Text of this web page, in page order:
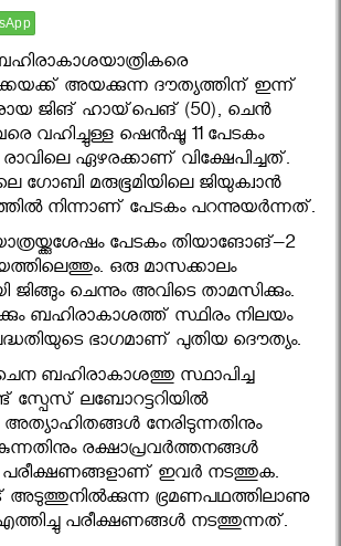
അയക്കുന്ന ദൗത്യത്തിന് ഇന്ന്
ജിങ് ഹായ്‌പെങ് (50), ചെന്‍
വഹിച്ചുള്ള ഷെന്‍ഷൂ 11 പേടകം
ഏഴരക്കാണ് വിക്ഷേപിച്ചത്.
ഗോബി മരുഭൂമിയിലെ ജിയുക്വാന്‍
നിന്നാണ് പേടകം പറന്നുയര്‍ന്നത്.
പേടകം തിയാങോങ്–2
ഒരു മാസക്കാലം
ചെന്നും അവിടെ താമസിക്കും.
ബഹിരാകാശത്ത് സ്ഥിരം നിലയം
ഭാഗമാണ് പുതിയ ദൌത്യം.
ബഹിരാകാശത്തു സ്ഥാപിച്ച
ലബോറട്ടറിയില്‍
നേരിടുന്നതിനും
രക്ഷാപ്രവര്‍ത്തനങ്ങള്‍
പരീക്ഷണങ്ങളാണ് ഇവര്‍ നടത്തുക.
അടുത്തുനില്‍ക്കുന്ന ഭ്രമണപഥത്തിലാണു
പരീക്ഷണങ്ങള്‍ നടത്തുന്നത്.